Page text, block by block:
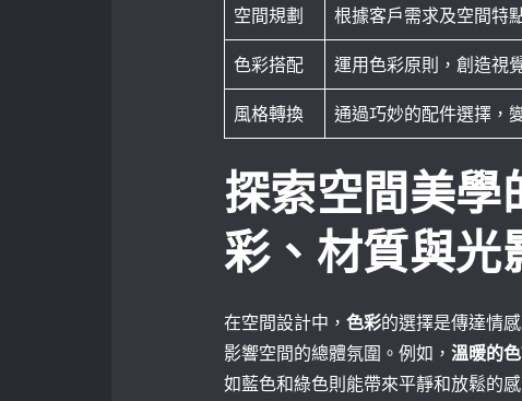
空間規劃 根據客戶需求及空間特
色彩搭配 運用色彩原則，創造視
風格轉換 通過巧妙的配件選擇，
探索空間美學
彩、材質與光
在空間設計中， 色彩的選擇是傳達情
影響空間的總體氛圍。例如， 溫暖的
如藍色和綠色則能帶來平靜和放鬆的